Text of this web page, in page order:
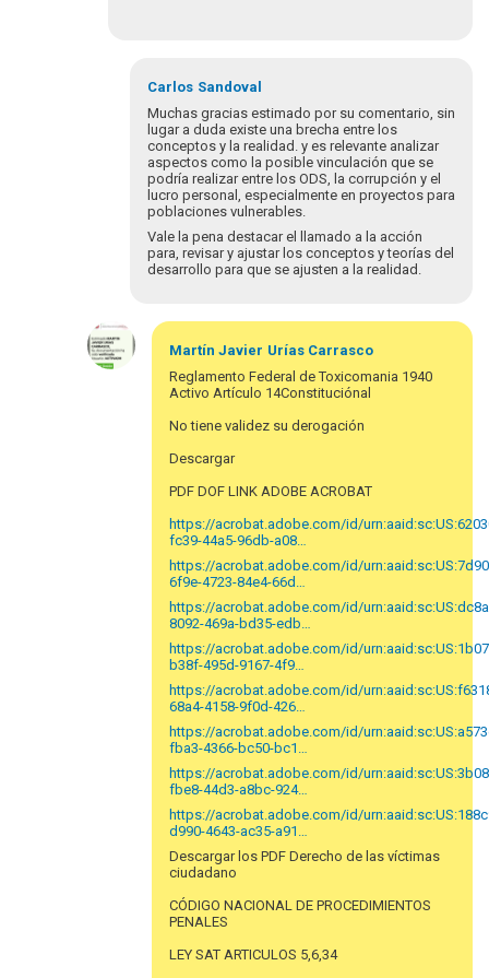
Carlos Sandoval
Muchas gracias estimado por su comentario, sin
lugar a duda existe una brecha entre los
conceptos y la realidad. y es relevante analizar
aspectos como la posible vinculación que se
podría realizar entre los ODS, la corrupción y el
lucro personal, especialmente en proyectos para
poblaciones vulnerables.
Vale la pena destacar el llamado a la acción
para, revisar y ajustar los conceptos y teorías del
desarrollo para que se ajusten a la realidad.
respuesta
Martín Javier Urías Carrasco
Reglamento Federal de Toxicomania 1940
Activo Artículo 14Constituciónal
No tiene validez su derogación
Descargar
PDF DOF LINK ADOBE ACROBAT
https://acrobat.adobe.com/id/
fc39-44a5-96db-a08…
https://acrobat.adobe.com/id/
6f9e-4723-84e4-66d…
https://acrobat.adobe.com/id/
8092-469a-bd35-edb…
https://acrobat.adobe.com/id/
b38f-495d-9167-4f9…
https://acrobat.adobe.com/id/
68a4-4158-9f0d-426…
https://acrobat.adobe.com/id/
fba3-4366-bc50-bc1…
https://acrobat.adobe.com/id/
fbe8-44d3-a8bc-924…
https://acrobat.adobe.com/id/
d990-4643-ac35-a91…
Descargar los PDF Derecho de las víctimas
ciudadano
CÓDIGO NACIONAL DE PROCEDIMIENTOS
PENALES
LEY SAT ARTICULOS 5,6,34